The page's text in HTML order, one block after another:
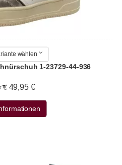
wählen
1-23729-44-936
€ 49,95 €